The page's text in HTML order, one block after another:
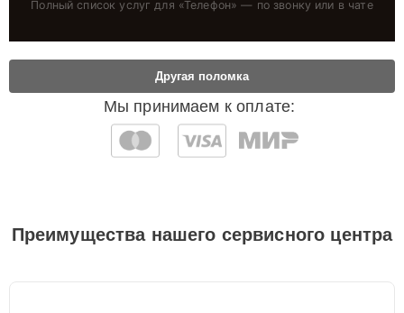
Полный список услуг для «Телефон» — по звонку или в чате
Мы принимаем к оплате:
Другая поломка
Преимущества нашего сервисного центра